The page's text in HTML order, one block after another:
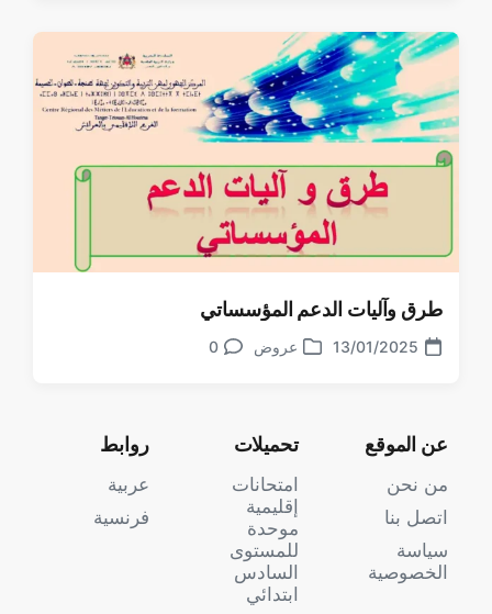
طرق وآليات الدعم المؤسساتي
تاريخ13/01/2025 نشرعروض 0
عن الموقع
من نحن
اتصل بنا
سياسة
الخصوصية
تحميلات
امتحانات
إقليمية
موحدة
للمستوى
السادس
ابتدائي
روابط
عربية
فرنسية